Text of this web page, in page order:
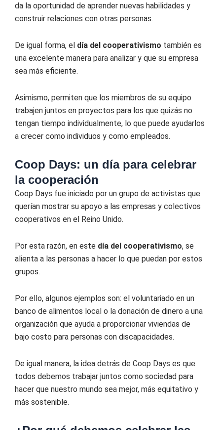
da la oportunidad de aprender nuevas habilidades y
construir relaciones con otras personas.
De igual forma, el día del cooperativismo también es
una excelente manera para analizar y que su empresa
sea más eficiente.
Asimismo, permiten que los miembros de su equipo
trabajen juntos en proyectos para los que quizás no
tengan tiempo individualmente, lo que puede ayudarlos
a crecer como individuos y como empleados.
Coop Days: un día para celebrar
la cooperación
Coop Days fue iniciado por un grupo de activistas que
querían mostrar su apoyo a las empresas y colectivos
cooperativos en el Reino Unido.
Por esta razón, en este día del cooperativismo, se
alienta a las personas a hacer lo que puedan por estos
grupos.
Por ello, algunos ejemplos son: el voluntariado en un
banco de alimentos local o la donación de dinero a una
organización que ayuda a proporcionar viviendas de
bajo costo para personas con discapacidades.
De igual manera, la idea detrás de Coop Days es que
todos debemos trabajar juntos como sociedad para
hacer que nuestro mundo sea mejor, más equitativo y
más sostenible.